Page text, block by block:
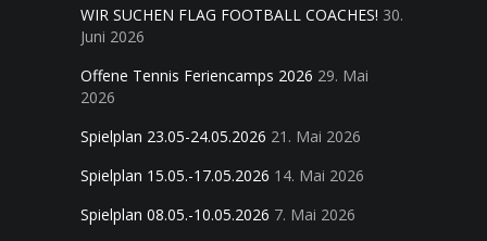
WIR SUCHEN FLAG FOOTBALL COACHES! 30.
Juni 2026
Offene Tennis Feriencamps 2026 29. Mai
2026
Spielplan 23.05-24.05.2026 21. Mai 2026
Spielplan 15.05.-17.05.2026 14. Mai 2026
Spielplan 08.05.-10.05.2026 7. Mai 2026